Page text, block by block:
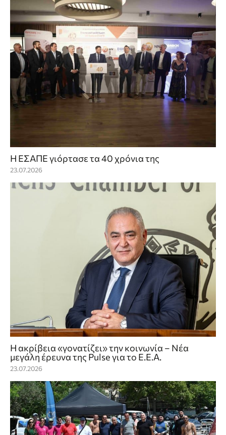
Η ΕΣΑΠΕ γιόρτασε τα 40 χρόνια της
23.07.2026
Η ακρίβεια «γονατίζει» την κοινωνία – Νέα
μεγάλη έρευνα της Pulse για το Ε.Ε.Α.
23.07.2026